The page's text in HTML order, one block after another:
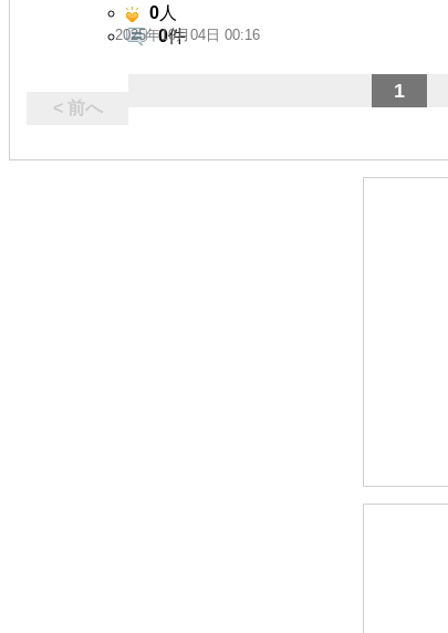
2025年10月04日 00:16
0人
0件
< 前へ
1